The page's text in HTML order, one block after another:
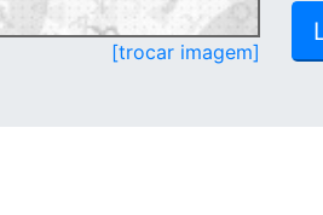
[trocar imagem]